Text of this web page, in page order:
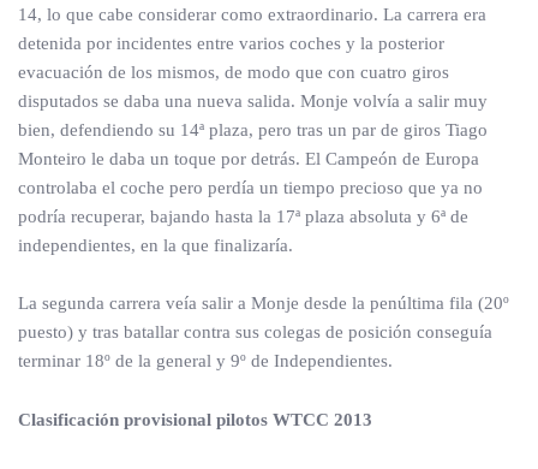
14, lo que cabe considerar como extraordinario. La carrera era
detenida por incidentes entre varios coches y la posterior
evacuación de los mismos, de modo que con cuatro giros
disputados se daba una nueva salida. Monje volvía a salir muy
bien, defendiendo su 14ª plaza, pero tras un par de giros Tiago
Monteiro le daba un toque por detrás. El Campeón de Europa
controlaba el coche pero perdía un tiempo precioso que ya no
podría recuperar, bajando hasta la 17ª plaza absoluta y 6ª de
independientes, en la que finalizaría.
La segunda carrera veía salir a Monje desde la penúltima fila (20º
puesto) y tras batallar contra sus colegas de posición conseguía
terminar 18º de la general y 9º de Independientes.
Clasificación provisional pilotos WTCC 2013